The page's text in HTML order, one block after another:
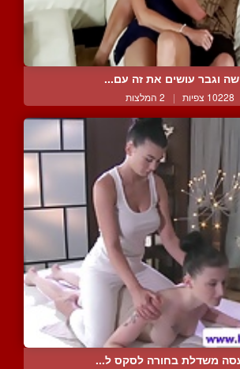
וגבר עושים את זה עם...
10228 צפיות | 2 המלצות
משדלת בחורה לסקס ל...